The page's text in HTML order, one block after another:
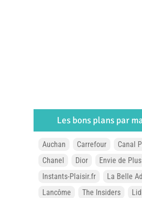
Les bons plans par
Auchan Carrefour
Canal
Chanel
Dior
Envie de Plus
Instants-Plaisir.fr
La Belle
Lancôme
The Insiders
Lidl